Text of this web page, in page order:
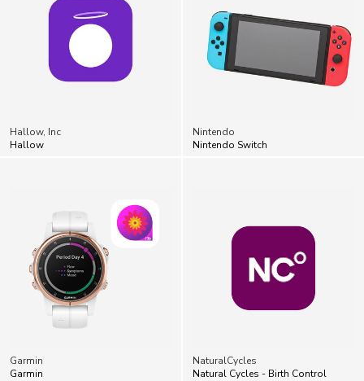
Hallow, Inc
Hallow
Nintendo
Nintendo Switch
Garmin
Garmin
NaturalCycles
Natural Cycles - Birth Control